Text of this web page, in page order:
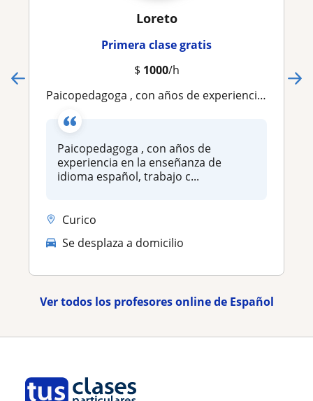
Loreto
Primera clase gratis
$ 1000/h
Paicopedagoga , con años de experiencia en la enseñanza de idioma español, trabajo con niños y adultos
Paicopedagoga , con años de
experiencia en la enseñanza de
idioma español, trabajo c...
Curico
Se desplaza a domicilio
Ver todos los profesores online de Español